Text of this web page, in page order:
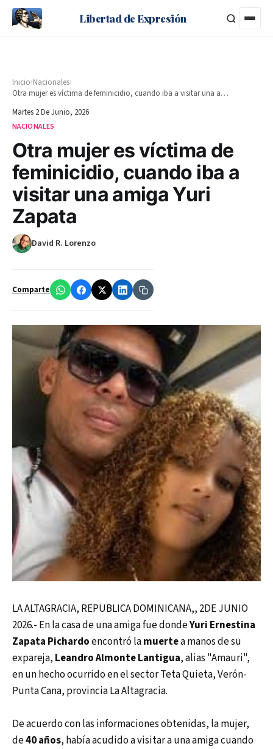
Libertad de Expresión
Inicio›Nacionales›
Otra mujer es víctima de feminicidio, cuando iba a visitar una amiga Yuri Zapata
Martes 2 De Junio, 2026
NACIONALES
Otra mujer es víctima de
feminicidio, cuando iba a
visitar una amiga Yuri
Zapata
David R. Lorenzo
Comparte
LA ALTAGRACIA, REPUBLICA DOMINICANA,, 2DE JUNIO
2026.- En la casa de una amiga fue dondeYuri Ernestina
Zapata Pichardoencontró lamuertea manos de su
expareja, Leandro Almonte Lantigua, alias "Amauri",
en un hecho ocurrido en el sector Teta Quieta, Verón-
Punta Cana, provincia La Altagracia.
De acuerdo con las informaciones obtenidas, la mujer,
de40 años, había acudido a visitar a una amiga cuando